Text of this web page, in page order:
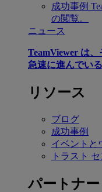
成功事例
の閲覧。
ニュース
TeamViewer は
急速に進んでい
リソース
ブログ
成功事例
イベントと
トラスト
パートナー